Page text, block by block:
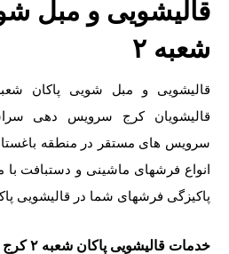
قالیشویی و مبل
شعبه ۲
قالیشویان کرج سرویس دهی
سرویس های مستقر در منطقه
انواع فرشهای ماشینی و دستبافت با
پاکیزگی فرشهای شما در قالیشویی
خدمات قالیشویی پاکان شعبه ۲ کرج